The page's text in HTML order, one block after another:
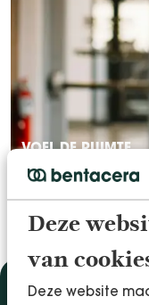
Deze
van
Deze website
VOEL DE RUIMTE